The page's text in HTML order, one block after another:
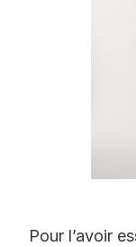
Pour l’avoir